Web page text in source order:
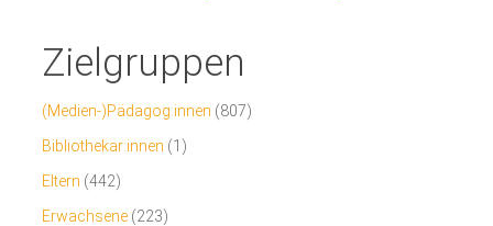
Zielgruppen
(Medien-)Pädagog:innen (807)
Bibliothekar:innen (1)
Eltern (442)
Erwachsene (223)